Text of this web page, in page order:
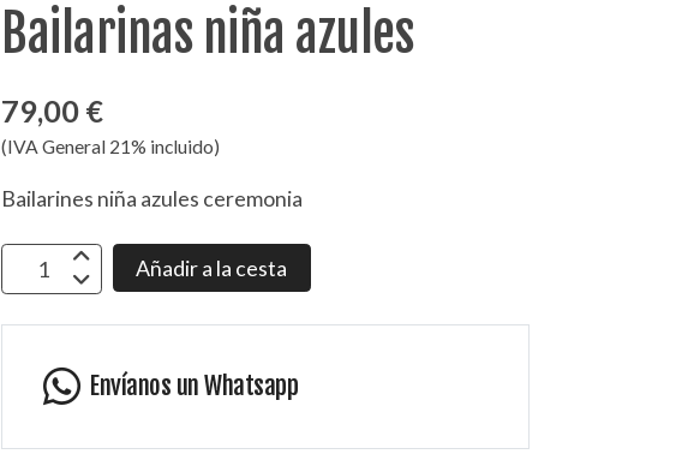
Bailarinas niña azules
79,00 €
(IVA General 21% incluido)
Bailarines niña azules ceremonia
Añadir a la cesta
Envíanos un Whatsapp